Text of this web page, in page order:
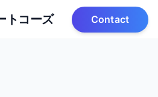
トコーズ Contact